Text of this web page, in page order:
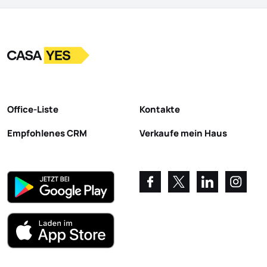
LogoZur Startseite
Office-Liste
Empfohlenes CRM
Kontakte
Verkaufe mein Haus